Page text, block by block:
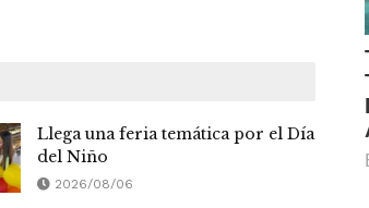
Llega una feria temática por el Día
del Niño
2026/08/06